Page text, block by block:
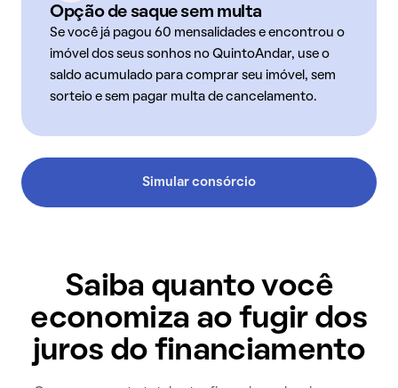
Opção de saque sem multa
Se você já pagou 60 mensalidades e encontrou o
imóvel dos seus sonhos no QuintoAndar, use o
saldo acumulado para comprar seu imóvel, sem
sorteio e sem pagar multa de cancelamento.
Simular consórcio
Saiba quanto você
economiza ao fugir dos
juros do financiamento